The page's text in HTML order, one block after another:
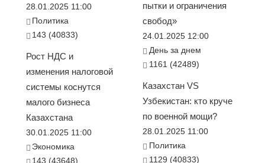
28.01.2025 11:00
Политика
143 (40833)
Рост НДС и
изменения налоговой
системы коснутся
малого бизнеса
Казахстана
30.01.2025 11:00
Экономика
143 (43648)
пытки и ограничения
свобод»
24.01.2025 12:00
День за днем
1161 (42489)
Казахстан VS
Узбекистан: кто круче
по военной мощи?
28.01.2025 11:00
Политика
1129 (40833)